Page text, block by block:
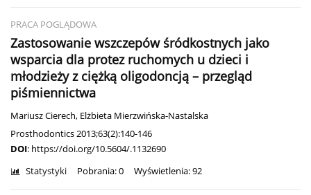
PRACA POGLĄDOWA
Zastosowanie wszczepów śródkostnych jako
wsparcia dla protez ruchomych u dzieci i
młodzieży z ciężką oligodoncją – przegląd
piśmiennictwa
Mariusz Cierech, Elżbieta Mierzwińska-Nastalska
Prosthodontics 2013;63(2):140-146
DOI: https://doi.org/10.5604/.1132690
Statystyki Pobrania: 0 Wyświetlenia: 92